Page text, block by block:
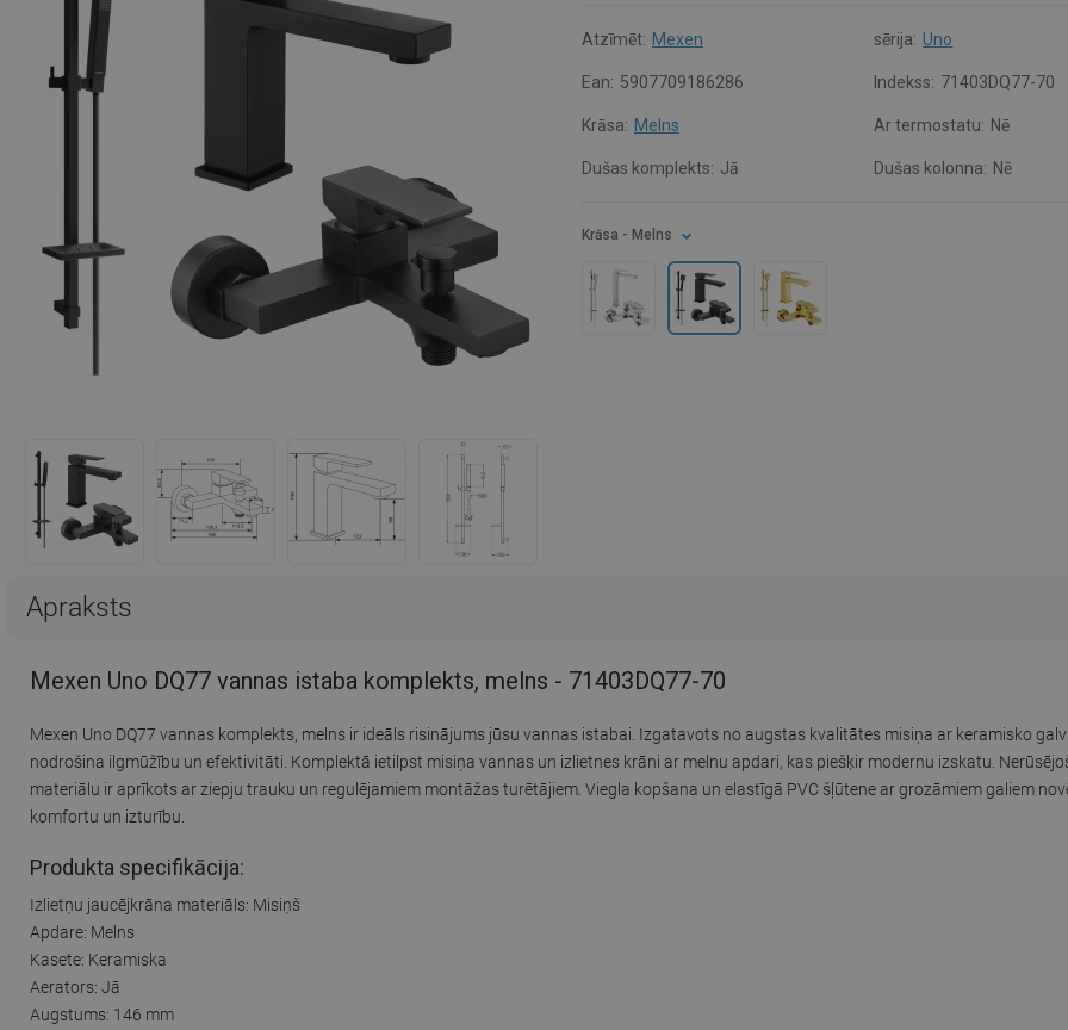
Atzīmēt: Mexen sērija: Uno
Ean: 5907709186286 Indekss: 71403DQ77-70
Krāsa: Melns Ar termostatu: Nē
Dušas komplekts: Jā Dušas kolonna: Nē
Krāsa - Melns
Apraksts
Mexen Uno DQ77 vannas istaba komplekts, melns - 71403DQ77-70
Mexen Uno DQ77 vannas komplekts, melns ir ideāls risinājums jūsu vannas istabai. Izgatavots no augstas kvalitātes misiņa ar keramisko
nodrošina ilgmūžību un efektivitāti. Komplektā ietilpst misiņa vannas un izlietnes krāni ar melnu apdari, kas piešķir modernu izskatu.
materiālu ir aprīkots ar ziepju trauku un regulējamiem montāžas turētājiem. Viegla kopšana un elastīgā PVC šļūtene ar grozāmiem galiem
komfortu un izturību.
Produkta specifikācija:
Izlietņu jaucējkrāna materiāls: Misiņš
Apdare: Melns
Kasete: Keramiska
Aerators: Jā
Augstums: 146 mm